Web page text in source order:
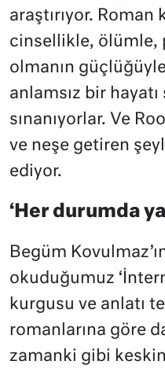
araştırıyor.
cinsellikle, ölümle,
olmanın
anlamsız bir
sınanıyorlar. Ve
ve neşe getiren
ediyor.
‘Her durumda
Begüm
okuduğumuz
kurgusu ve anlatı
romanlarına göre
zamanki gibi